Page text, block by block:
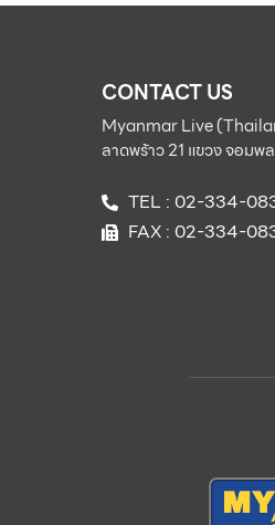
CONTACT US
Myanmar Live
ลาดพร้าว 21 แขวง จอม
TEL : 02-334-
FAX : 02-334-